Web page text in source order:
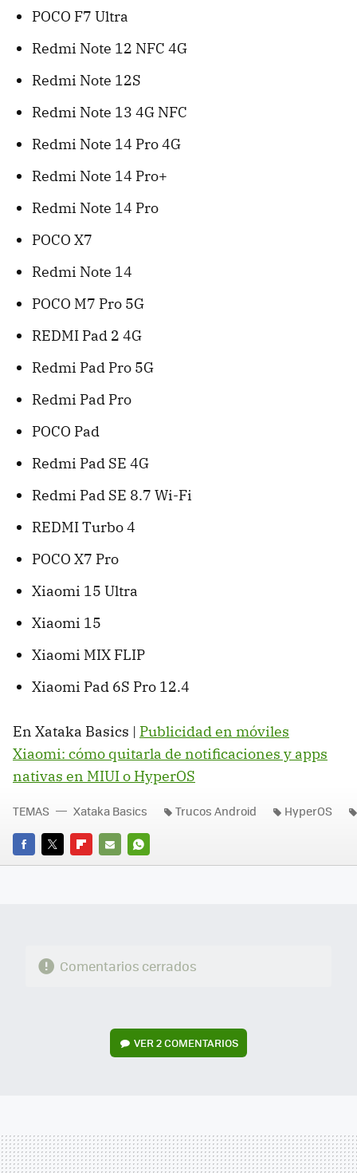
POCO F7 Ultra
Redmi Note 12 NFC 4G
Redmi Note 12S
Redmi Note 13 4G NFC
Redmi Note 14 Pro 4G
Redmi Note 14 Pro+
Redmi Note 14 Pro
POCO X7
Redmi Note 14
POCO M7 Pro 5G
REDMI Pad 2 4G
Redmi Pad Pro 5G
Redmi Pad Pro
POCO Pad
Redmi Pad SE 4G
Redmi Pad SE 8.7 Wi-Fi
REDMI Turbo 4
POCO X7 Pro
Xiaomi 15 Ultra
Xiaomi 15
Xiaomi MIX FLIP
Xiaomi Pad 6S Pro 12.4
En Xataka Basics | Publicidad en móviles
Xiaomi: cómo quitarla de notificaciones y apps
nativas en MIUI o HyperOS
FACEBOOK
TWITTERFLIPBOARD
E-
WHATSAPP
TEMAS Xataka Basics Trucos Android HyperOS
Comentarios cerrados
VER2 COMENTARIOS